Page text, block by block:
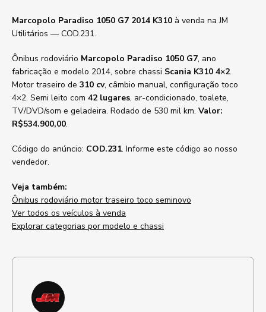
Marcopolo Paradiso 1050 G7 2014 K310 à venda na JM
Utilitários — COD.231.
Ônibus rodoviário Marcopolo Paradiso 1050 G7, ano
fabricação e modelo 2014, sobre chassi Scania K310 4×2.
Motor traseiro de 310 cv, câmbio manual, configuração toco
4×2. Semi leito com 42 lugares, ar-condicionado, toalete,
TV/DVD/som e geladeira. Rodado de 530 mil km. Valor:
R$534.900,00.
Código do anúncio: COD.231. Informe este código ao nosso
vendedor.
Veja também:
Ônibus rodoviário motor traseiro toco seminovo
Ver todos os veículos à venda
Explorar categorias por modelo e chassi